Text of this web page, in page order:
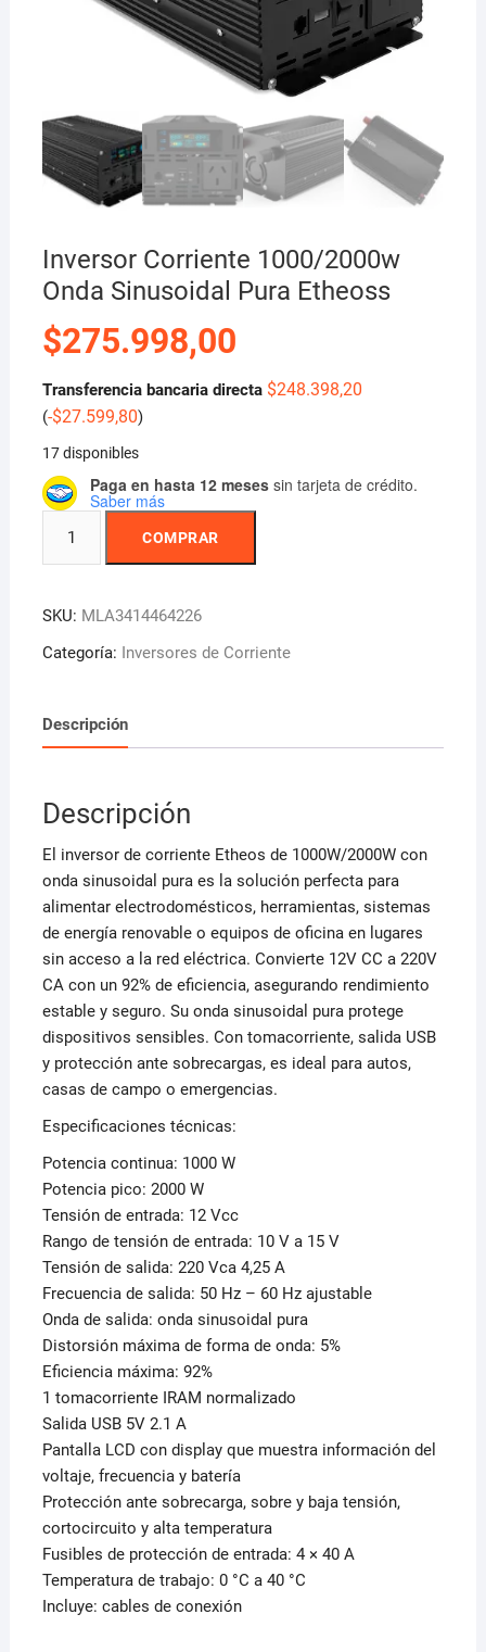
Inversor Corriente 1000/2000w
Onda Sinusoidal Pura Etheoss
$275.998,00
Transferencia bancaria directa $248.398,20
(-$27.599,80)
17 disponibles
Paga en hasta 12 mesessin tarjeta de crédito.
Saber más
Corriente
Sinusoidal
Pura
COMPRAR
SKU: MLA3414464226
Categoría: Inversores de Corriente
Descripción
Descripción
El inversor de corriente Etheos de 1000W/2000W con
onda sinusoidal pura es la solución perfecta para
alimentar electrodomésticos, herramientas, sistemas
de energía renovable o equipos de oficina en lugares
sin acceso a la red eléctrica. Convierte 12V CC a 220V
CA con un 92% de eficiencia, asegurando rendimiento
estable y seguro. Su onda sinusoidal pura protege
dispositivos sensibles. Con tomacorriente, salida USB
y protección ante sobrecargas, es ideal para autos,
casas de campo o emergencias.
Especificaciones técnicas:
Potencia continua: 1000 W
Potencia pico: 2000 W
Tensión de entrada: 12 Vcc
Rango de tensión de entrada: 10 V a 15 V
Tensión de salida: 220 Vca 4,25 A
Frecuencia de salida: 50 Hz – 60 Hz ajustable
Onda de salida: onda sinusoidal pura
Distorsión máxima de forma de onda: 5%
Eficiencia máxima: 92%
1 tomacorriente IRAM normalizado
Salida USB 5V 2.1 A
Pantalla LCD con display que muestra información del
voltaje, frecuencia y batería
Protección ante sobrecarga, sobre y baja tensión,
cortocircuito y alta temperatura
Fusibles de protección de entrada: 4 × 40 A
Temperatura de trabajo: 0 °C a 40 °C
Incluye: cables de conexión